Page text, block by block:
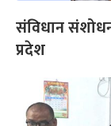
संविधान
प्रदेश